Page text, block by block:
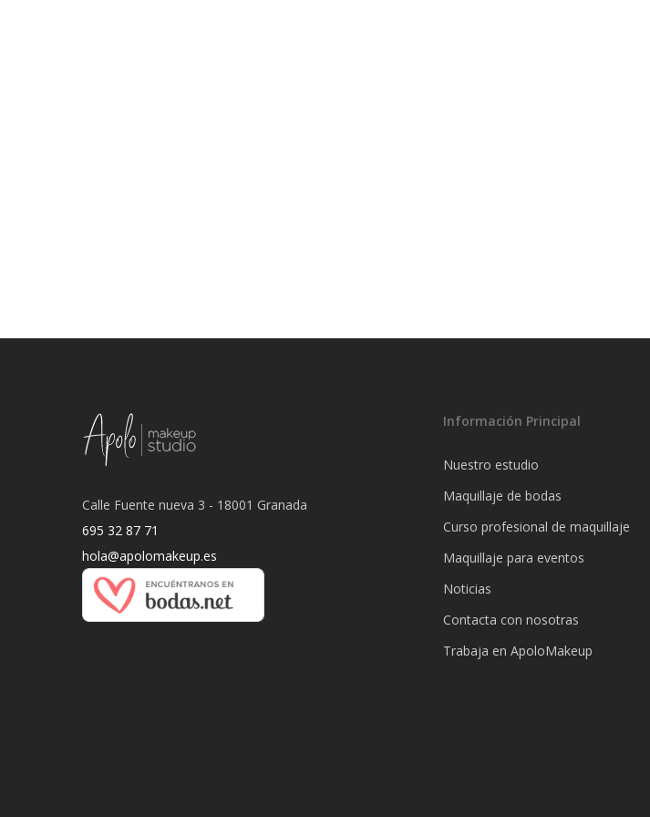
Calle Fuente nueva 3 - 18001 Granada
695 32 87 71
hola@apolomakeup.es
Información Principal
Nuestro estudio
Maquillaje de bodas
Curso profesional de maquillaje
Maquillaje para eventos
Noticias
Contacta con nosotras
Trabaja en ApoloMakeup